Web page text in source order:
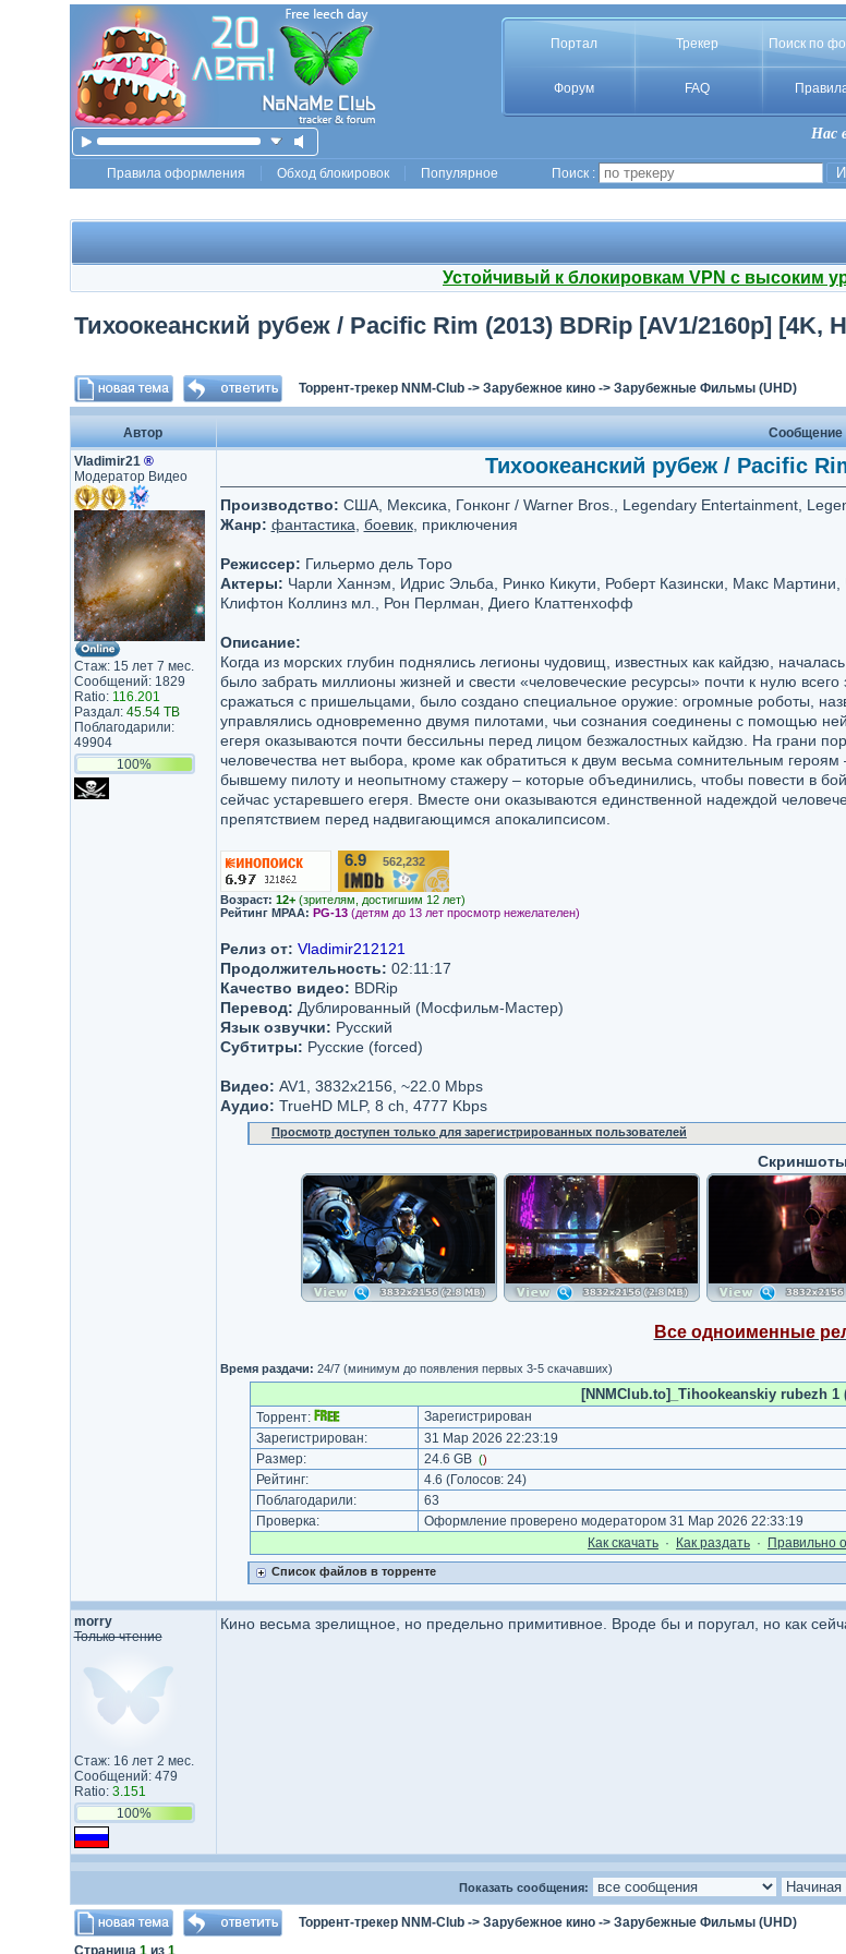
Портал Трекер Поиск по
Форум FAQ
Нас
Правила оформления Обход блокировок Популярное Поиск :
Устойчивый к блокировкам VPN с высоким
Тихоокеанский рубеж / Pacific Rim (2013) BDRip [AV1/2160p] [4K,
Торрент-трекер NNM-Club-> Зарубежное кино-> Зарубежные Фильмы (UHD)
Автор
Сообщение
Vladimir21 ®
Модератор Видео
Стаж: 15 лет 7 мес.
Сообщений: 1829
Ratio: 116.201
Раздал: 45.54 TB
Поблагодарили:
49904
100%
Тихоокеанский рубеж / Pacific
Производство: США, Мексика, Гонконг / Warner Bros., Legendary Entertainment,
Жанр: фантастика боевик, приключения
Режиссер: Гильермо дель Торо
Актеры: Чарли Ханнэм, Идрис Эльба, Ринко Кикути, Роберт Казински, Макс
Клифтон Коллинз мл., Рон Перлман, Диего Клаттенхофф
Описание:
Когда из морских глубин поднялись легионы чудовищ, известных как кайдзю,
было забрать миллионы жизней и свести «человеческие ресурсы» почти к нулю всего
сражаться с пришельцами, было создано специальное оружие: огромные роботы,
управлялись одновременно двумя пилотами, чьи сознания соединены с помощью
егеря оказываются почти бессильны перед лицом безжалостных кайдзю. На грани
человечества нет выбора, кроме как обратиться к двум весьма сомнительным
бывшему пилоту и неопытному стажеру – которые объединились, чтобы повести в
сейчас устаревшего егеря. Вместе они оказываются единственной надеждой
препятствием перед надвигающимся апокалипсисом.
6.9/10 562,232
Возраст: 12+(зрителям, достигшим 12 лет)
Рейтинг MPAA: PG-13(детям до 13 лет просмотр нежелателен)
Релиз от: Vladimir212121
Продолжительность: 02:11:17
Качество видео: BDRip
Перевод: Дублированный (Мосфильм-Мастер)
Язык озвучки: Русский
Субтитры: Русские (forced)
Видео: AV1, 3832x2156, ~22.0 Mbps
Аудио: TrueHD MLP, 8 ch, 4777 Kbps
Просмотр доступен только для зарегистрированных пользователей
Все одноименные
Время раздачи: 24/7 (минимум до появления первых 3-5 скачавших)
[NNMClub.to]_Tihookeanskiy rubezh 1
Торрент:
Зарегистрирован
Зарегистрирован:
31 Мар 2026 22:23:19
Размер:
24.6 GB ()
Рейтинг: 4.6 (Голосов: 24)
Поблагодарили:
63
Проверка:
Оформление проверено модератором 31 Мар 2026 22:33:19
Как cкачать · Как раздать · Правильно
Список файлов в торренте
morry
Только чтение
Стаж: 16 лет 2 мес.
Сообщений: 479
Ratio: 3.151
100%
Кино весьма зрелищное, но предельно примитивное. Вроде бы и поругал, но как
Показать сообщения:
Торрент-трекер NNM-Club-> Зарубежное кино-> Зарубежные Фильмы (UHD)
Страница 1 из 1